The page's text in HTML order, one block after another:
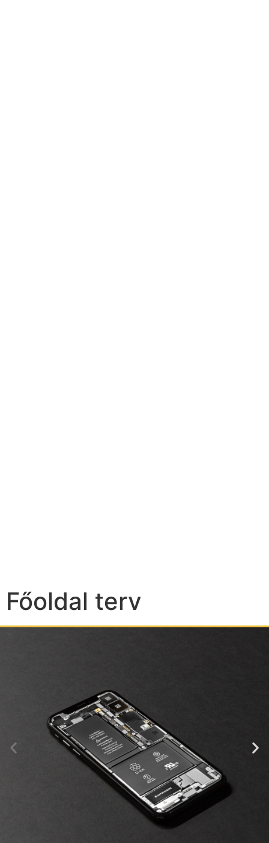
Főoldal terv